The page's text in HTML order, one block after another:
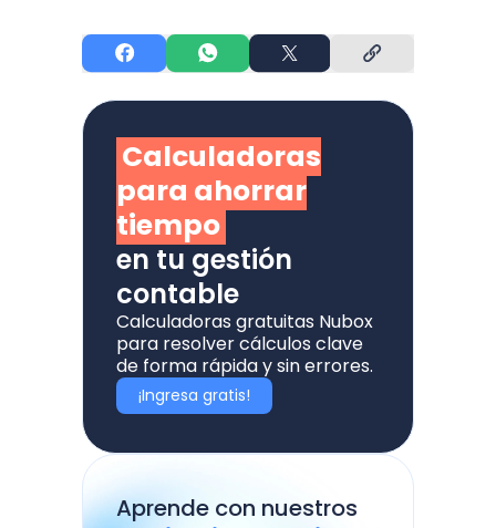
Calculadoras
para ahorrar
tiempo
en tu gestión
contable
Calculadoras gratuitas Nubox
para resolver cálculos clave
de forma rápida y sin errores.
¡Ingresa gratis!
Aprende con nuestros